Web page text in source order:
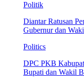
Politik
Diantar Ratusan
Gubernur dan
Politics
DPC PKB
Bupati dan Wakil